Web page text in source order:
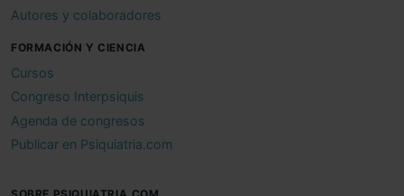
Autores y colaboradores
FORMACIÓN Y CIENCIA
Cursos
Congreso Interpsiquis
Agenda de congresos
Publicar en Psiquiatria.com